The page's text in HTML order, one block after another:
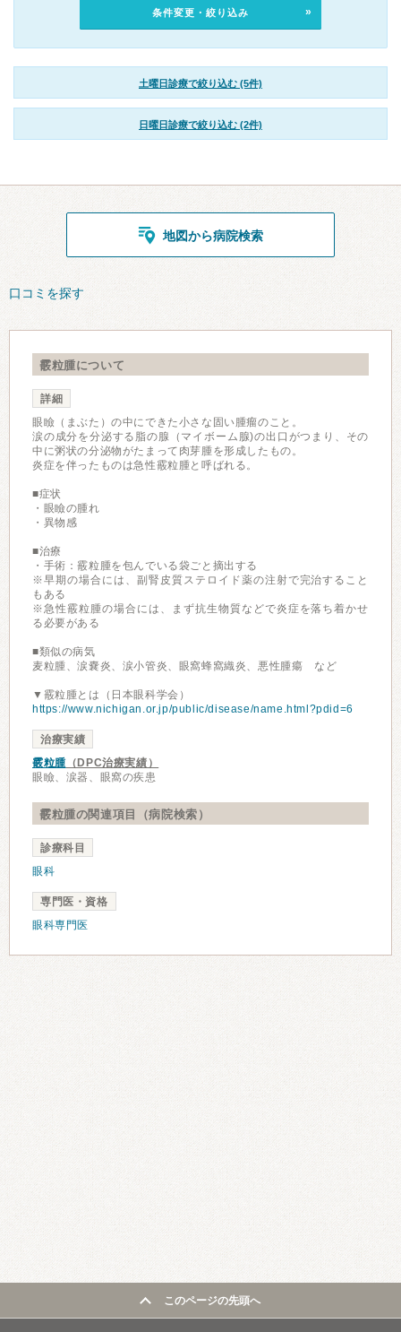
条件変更・絞り込み
土曜日診療で絞り込む (5件)
日曜日診療で絞り込む (2件)
地図から病院検索
口コミを探す
霰粒腫について
詳細
眼瞼（まぶた）の中にできた小さな固い腫瘤のこと。
涙の成分を分泌する脂の腺（マイボーム腺)の出口がつまり、その
中に粥状の分泌物がたまって肉芽腫を形成したもの。
炎症を伴ったものは急性霰粒腫と呼ばれる。
■症状
・眼瞼の腫れ
・異物感
■治療
・手術：霰粒腫を包んでいる袋ごと摘出する
※早期の場合には、副腎皮質ステロイド薬の注射で完治すること
もある
※急性霰粒腫の場合には、まず抗生物質などで炎症を落ち着かせ
る必要がある
■類似の病気
麦粒腫、涙嚢炎、涙小管炎、眼窩蜂窩織炎、悪性腫瘍 など
▼霰粒腫とは（日本眼科学会）
https://www.nichigan.or.jp/public/disease/name.html?pdid=6
治療実績
霰粒腫（DPC治療実績）
眼瞼、涙器、眼窩の疾患
霰粒腫の関連項目（病院検索）
診療科目
眼科
専門医・資格
眼科専門医
このページの先頭へ